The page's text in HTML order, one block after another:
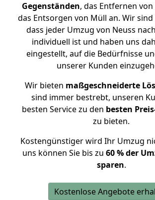
Gegenständen, das Entfernen
das Entsorgen von Müll an. Wir
dass jeder Umzug von Neuss
individuell ist und haben uns
eingestellt, auf die Bedürfnisse
unserer Kunden
Wir bieten maßgeschneiderte
sind immer bestrebt, unseren
besten Service zu den besten
zu bieten.
Kostengünstiger wird Ihr Umzug
uns können Sie bis zu 60 % der
sparen.
Kostenlose Angebote